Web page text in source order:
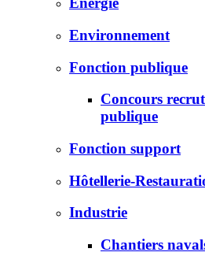
Environnement
Fonction publique
Concours
publique
Fonction support
Hôtellerie-
Industrie
Chantiers